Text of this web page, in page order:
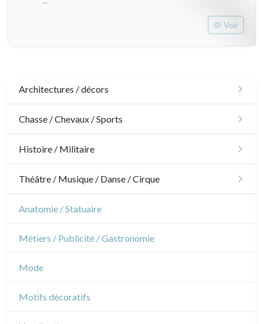
Voir
Architectures / décors
Architecture
Chasse / Chevaux / Sports
Chasse
Histoire / Militaire
Militaire
Théâtre / Musique / Danse / Cirque
Théâtre
Anatomie / Statuaire
Métiers / Publicité / Gastronomie
Mode
Motifs décoratifs